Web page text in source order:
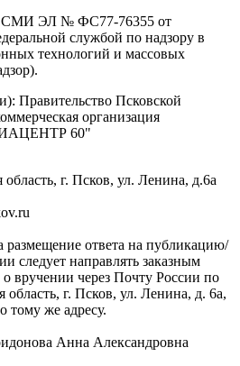
СМИ ЭЛ № ФС77-76355 от
службой по надзору в
технологий и массовых
Правительство Псковской
организация
60"
г. Псков, ул. Ленина, д.6а
ответа на публикацию/
следует направлять заказным
вручении через Почту России по
область, г. Псков, ул. Ленина, д. 6а,
тому же адресу.
Анна Александровна